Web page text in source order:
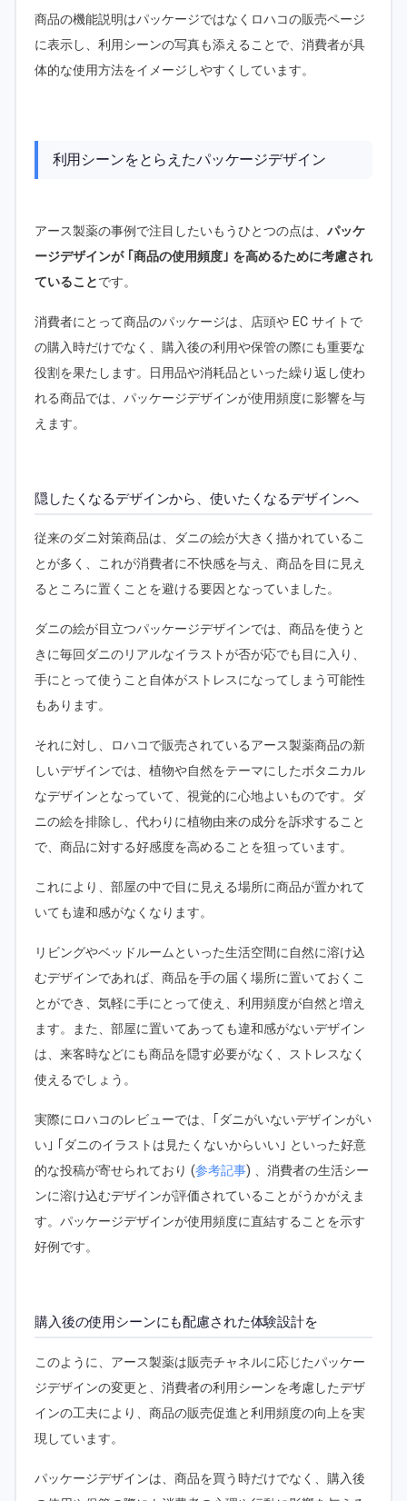
商品の機能説明はパッケージではなくロハコの販売ページ
に表示し、利用シーンの写真も添えることで、消費者が具
体的な使用方法をイメージしやすくしています。
利用シーンをとらえたパッケージデザイン
アース製薬の事例で注目したいもうひとつの点は、 パッケ
ージデザインが ｢商品の使用頻度｣ を高めるために考慮され
ていることです。
消費者にとって商品のパッケージは、店頭や EC サイトで
の購入時だけでなく、購入後の利用や保管の際にも重要な
役割を果たします。日用品や消耗品といった繰り返し使わ
れる商品では、パッケージデザインが使用頻度に影響を与
えます。
隠したくなるデザインから、使いたくなるデザインへ
従来のダニ対策商品は、ダニの絵が大きく描かれているこ
とが多く、これが消費者に不快感を与え、商品を目に見え
るところに置くことを避ける要因となっていました。
ダニの絵が目立つパッケージデザインでは、商品を使うと
きに毎回ダニのリアルなイラストが否が応でも目に入り、
手にとって使うこと自体がストレスになってしまう可能性
もあります。
それに対し、ロハコで販売されているアース製薬商品の新
しいデザインでは、植物や自然をテーマにしたボタニカル
なデザインとなっていて、視覚的に心地よいものです。ダ
ニの絵を排除し、代わりに植物由来の成分を訴求すること
で、商品に対する好感度を高めることを狙っています。
これにより、部屋の中で目に見える場所に商品が置かれて
いても違和感がなくなります。
リビングやベッドルームといった生活空間に自然に溶け込
むデザインであれば、商品を手の届く場所に置いておくこ
とができ、気軽に手にとって使え、利用頻度が自然と増え
ます。また、部屋に置いてあっても違和感がないデザイン
は、来客時などにも商品を隠す必要がなく、ストレスなく
使えるでしょう。
実際にロハコのレビューでは、｢ダニがいないデザインがい
い｣ ｢ダニのイラストは見たくないからいい｣ といった好意
的な投稿が寄せられており (参考記事) 、消費者の生活シー
ンに溶け込むデザインが評価されていることがうかがえま
す。パッケージデザインが使用頻度に直結することを示す
好例です。
購入後の使用シーンにも配慮された体験設計を
このように、アース製薬は販売チャネルに応じたパッケー
ジデザインの変更と、消費者の利用シーンを考慮したデザ
インの工夫により、商品の販売促進と利用頻度の向上を実
現しています。
パッケージデザインは、商品を買う時だけでなく、購入後